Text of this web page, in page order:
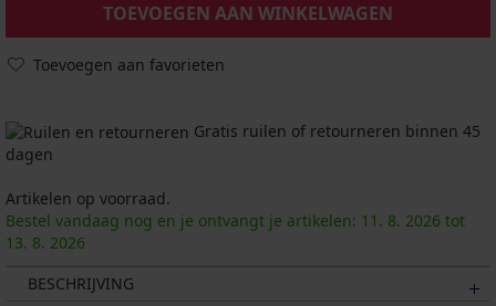
TOEVOEGEN AAN WINKELWAGEN
Toevoegen aan favorieten
Gratis ruilen of retourneren binnen 45
dagen
Artikelen op voorraad.
Bestel vandaag nog en je ontvangt je artikelen: 11. 8. 2026 tot
13. 8. 2026
BESCHRIJVING